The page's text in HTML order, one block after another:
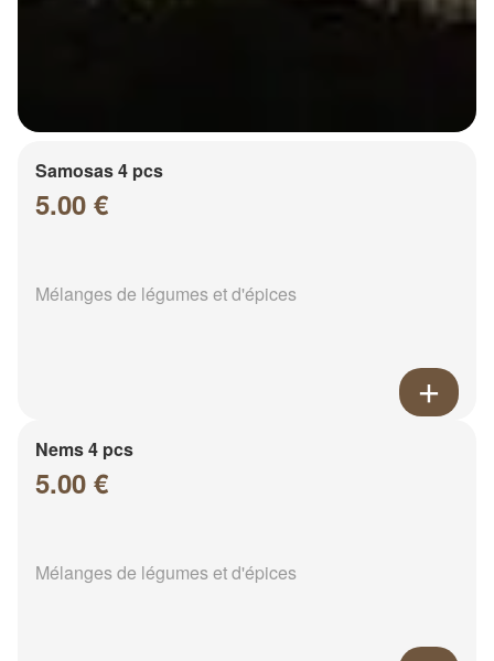
Samosas 4 pcs
5.00 €
Mélanges de légumes et d'épices
Nems 4 pcs
5.00 €
Mélanges de légumes et d'épices